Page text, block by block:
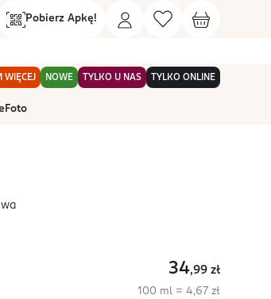
Pobierz Apkę!
WIĘCEJ NOWE TYLKO U NAS TYLKO ONLINE
Foto
34,99 zł
100 ml = 4,67 zł